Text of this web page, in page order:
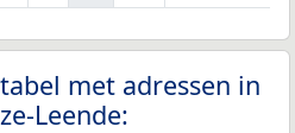
met adressen in
Leende: